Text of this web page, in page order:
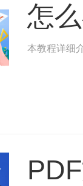
怎
本教程详细